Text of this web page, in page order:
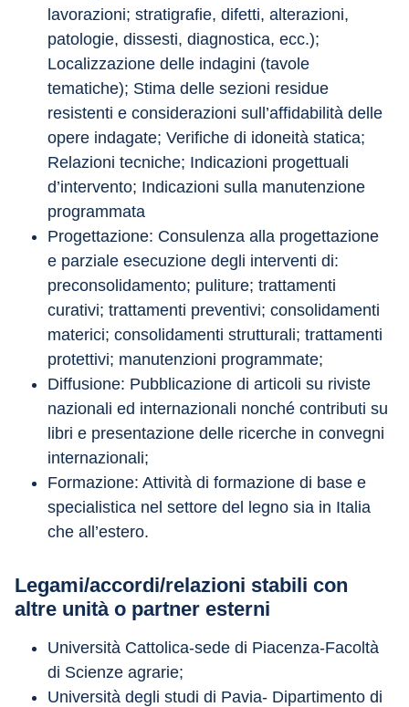
lavorazioni; stratigrafie, difetti, alterazioni,
patologie, dissesti, diagnostica, ecc.);
Localizzazione delle indagini (tavole
tematiche); Stima delle sezioni residue
resistenti e considerazioni sull’affidabilità delle
opere indagate; Verifiche di idoneità statica;
Relazioni tecniche; Indicazioni progettuali
d’intervento; Indicazioni sulla manutenzione
programmata
Progettazione: Consulenza alla progettazione
e parziale esecuzione degli interventi di:
preconsolidamento; puliture; trattamenti
curativi; trattamenti preventivi; consolidamenti
materici; consolidamenti strutturali; trattamenti
protettivi; manutenzioni programmate;
Diffusione: Pubblicazione di articoli su riviste
nazionali ed internazionali nonché contributi su
libri e presentazione delle ricerche in convegni
internazionali;
Formazione: Attività di formazione di base e
specialistica nel settore del legno sia in Italia
che all’estero.
Legami/accordi/relazioni stabili con
altre unità o partner esterni
Università Cattolica-sede di Piacenza-Facoltà
di Scienze agrarie;
Università degli studi di Pavia- Dipartimento di